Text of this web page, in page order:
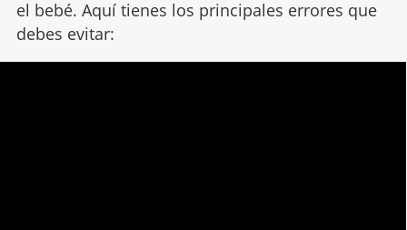
el bebé. Aquí tienes los principales errores que
debes evitar: